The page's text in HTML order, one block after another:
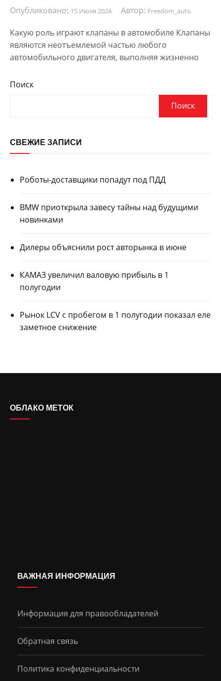
Опубликовано: 15 Июля 2024 Автор: Freedom_auto
Какую роль играют клапаны в автомобиле Клапаны
являются неотъемлемой частью любого
автомобильного двигателя, выполняя жизненно
Поиск
Поиск
СВЕЖИЕ ЗАПИСИ
Роботы-доставщики попадут под ПДД
BMW приоткрыла завесу тайны над будущими
новинками
Дилеры объяснили рост авторынка в июне
КАМАЗ увеличил валовую прибыль в 1
полугодии
Рынок LCV с пробегом в 1 полугодии показал еле
заметное снижение
ОБЛАКО МЕТОК
ВАЖНАЯ ИНФОРМАЦИЯ
Информация для правообладателей
Обратная связь
Политика конфиденциальности